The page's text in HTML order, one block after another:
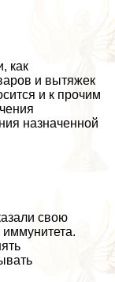
как
и вытяжек
и к прочим
назначенной
свою